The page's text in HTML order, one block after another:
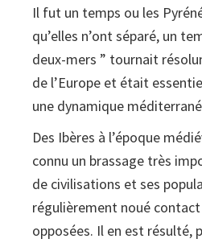
Il fut un temps ou les
qu’elles n’ont séparé, un
deux-mers ” tournait
de l’Europe et était
une dynamique
Des Ibères à l’époque
connu un brassage très
de civilisations et ses
régulièrement noué contact
opposées. Il en est résulté,